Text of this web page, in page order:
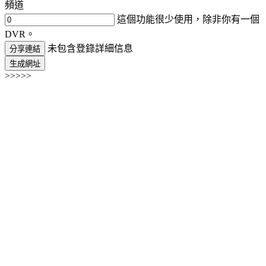
頻道
這個功能很少使用，除非你有一個
DVR。
分享連結 未包含登錄詳細信息
生成網址
>>>>>